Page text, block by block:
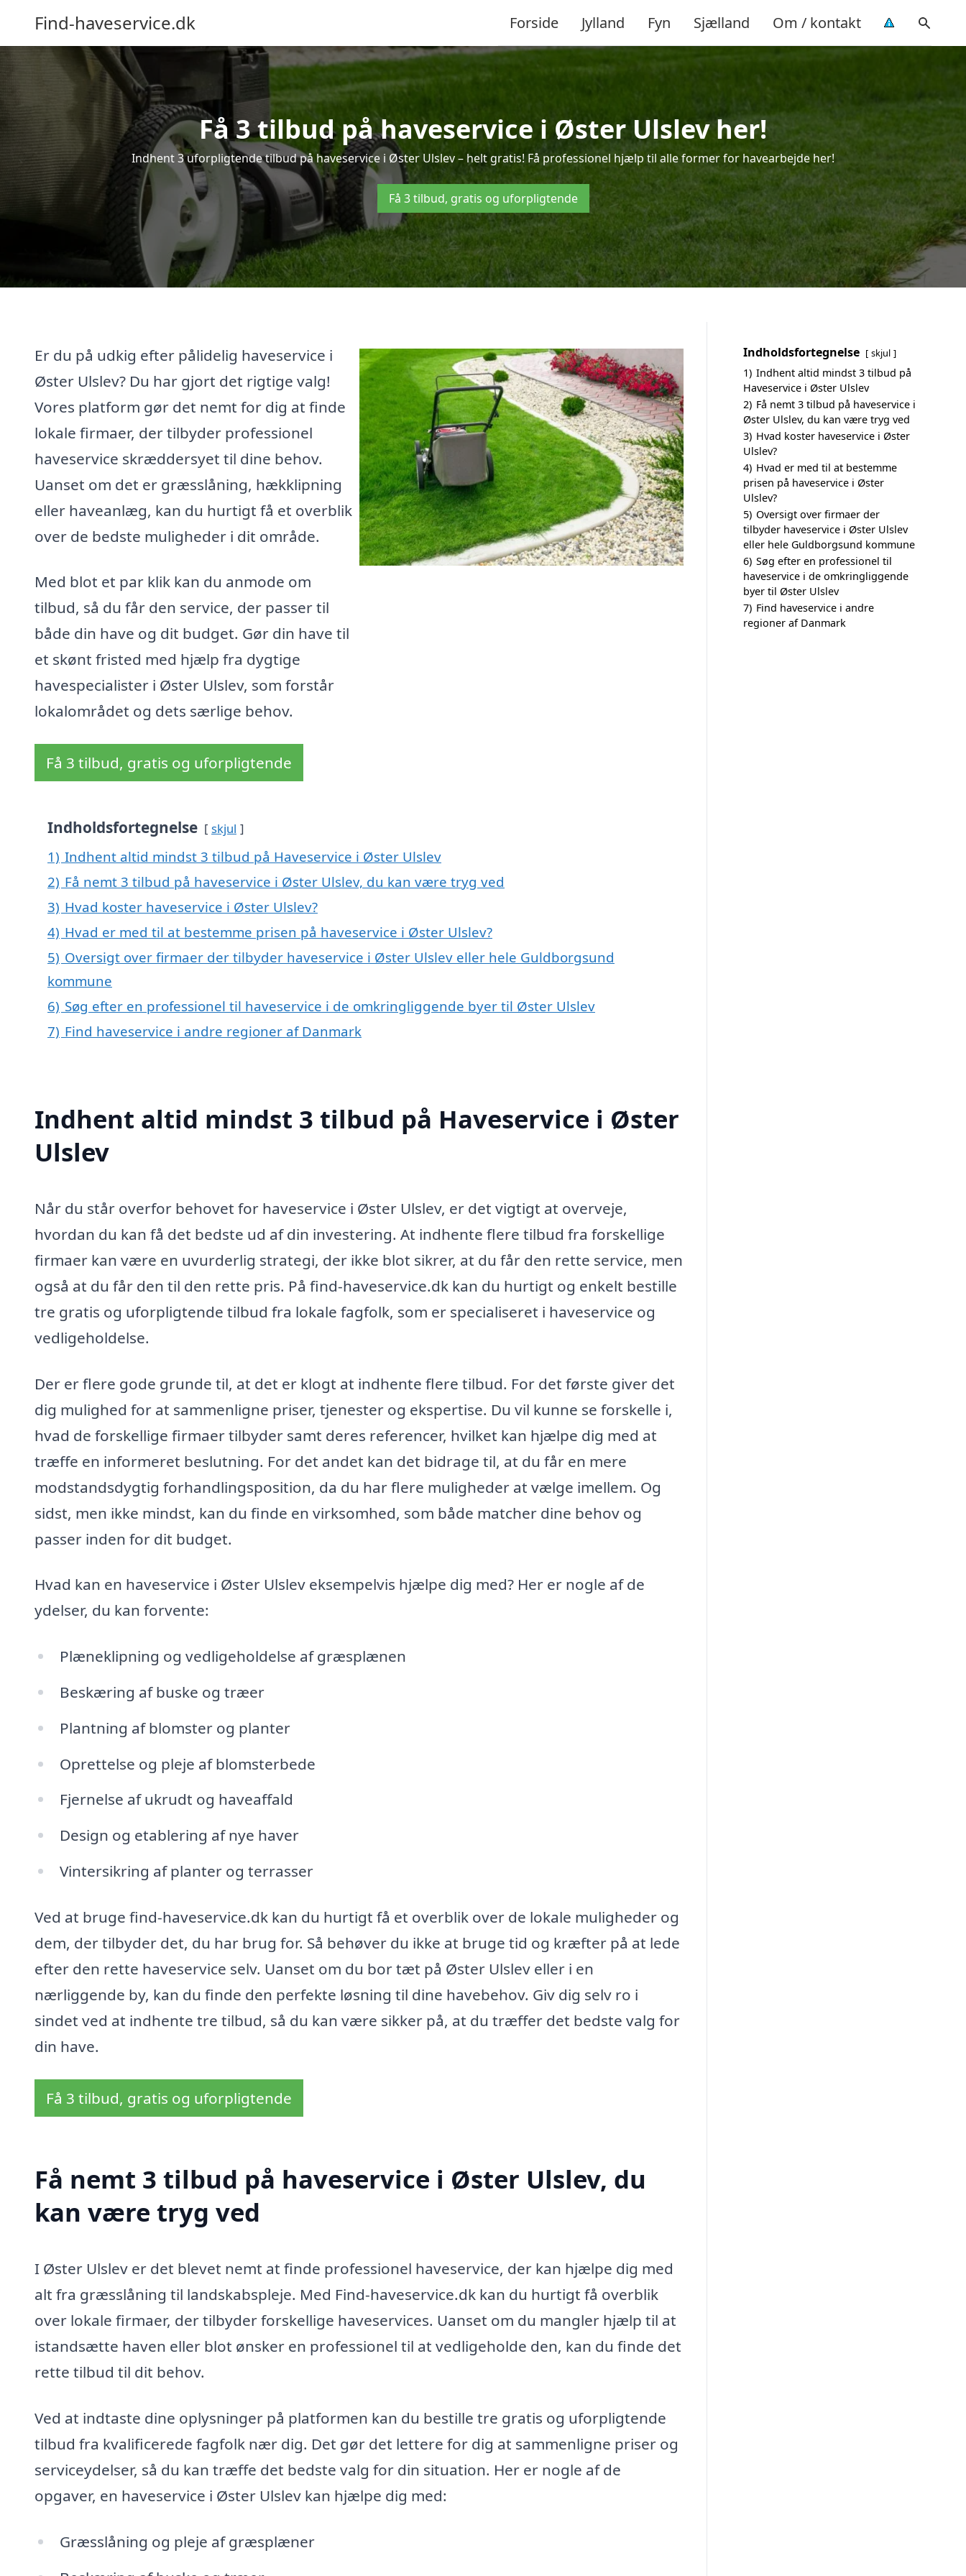
Find-haveservice.dk Forside Jylland Fyn Sjælland Om / kontakt
Få 3 tilbud på haveservice i Øster Ulslev her!
Indhent 3 uforpligtende tilbud på haveservice i Øster Ulslev – helt gratis! Få professionel hjælp til alle former for havearbejde her!
Få 3 tilbud, gratis og uforpligtende
Er du på udkig efter pålidelig haveservice i
Øster Ulslev? Du har gjort det rigtige valg!
Vores platform gør det nemt for dig at finde
lokale firmaer, der tilbyder professionel
haveservice skræddersyet til dine behov.
Uanset om det er græsslåning, hækklipning
eller haveanlæg, kan du hurtigt få et overblik
over de bedste muligheder i dit område.
Med blot et par klik kan du anmode om
tilbud, så du får den service, der passer til
både din have og dit budget. Gør din have til
et skønt fristed med hjælp fra dygtige
havespecialister i Øster Ulslev, som forstår
lokalområdet og dets særlige behov.
Få 3 tilbud, gratis og uforpligtende
Indholdsfortegnelse skjul
1) Indhent altid mindst 3 tilbud på Haveservice i Øster Ulslev
2) Få nemt 3 tilbud på haveservice i Øster Ulslev, du kan være tryg ved
3) Hvad koster haveservice i Øster Ulslev?
4) Hvad er med til at bestemme prisen på haveservice i Øster Ulslev?
5) Oversigt over firmaer der tilbyder haveservice i Øster Ulslev eller hele Guldborgsund
kommune
6) Søg efter en professionel til haveservice i de omkringliggende byer til Øster Ulslev
7) Find haveservice i andre regioner af Danmark
Indhent altid mindst 3 tilbud på Haveservice i Øster
Ulslev
Når du står overfor behovet for haveservice i Øster Ulslev, er det vigtigt at overveje,
hvordan du kan få det bedste ud af din investering. At indhente flere tilbud fra forskellige
firmaer kan være en uvurderlig strategi, der ikke blot sikrer, at du får den rette service, men
også at du får den til den rette pris. På find-haveservice.dk kan du hurtigt og enkelt bestille
tre gratis og uforpligtende tilbud fra lokale fagfolk, som er specialiseret i haveservice og
vedligeholdelse.
Der er flere gode grunde til, at det er klogt at indhente flere tilbud. For det første giver det
dig mulighed for at sammenligne priser, tjenester og ekspertise. Du vil kunne se forskelle i,
hvad de forskellige firmaer tilbyder samt deres referencer, hvilket kan hjælpe dig med at
træffe en informeret beslutning. For det andet kan det bidrage til, at du får en mere
modstandsdygtig forhandlingsposition, da du har flere muligheder at vælge imellem. Og
sidst, men ikke mindst, kan du finde en virksomhed, som både matcher dine behov og
passer inden for dit budget.
Hvad kan en haveservice i Øster Ulslev eksempelvis hjælpe dig med? Her er nogle af de
ydelser, du kan forvente:
Plæneklipning og vedligeholdelse af græsplænen
Beskæring af buske og træer
Plantning af blomster og planter
Oprettelse og pleje af blomsterbede
Fjernelse af ukrudt og haveaffald
Design og etablering af nye haver
Vintersikring af planter og terrasser
Ved at bruge find-haveservice.dk kan du hurtigt få et overblik over de lokale muligheder og
dem, der tilbyder det, du har brug for. Så behøver du ikke at bruge tid og kræfter på at lede
efter den rette haveservice selv. Uanset om du bor tæt på Øster Ulslev eller i en
nærliggende by, kan du finde den perfekte løsning til dine havebehov. Giv dig selv ro i
sindet ved at indhente tre tilbud, så du kan være sikker på, at du træffer det bedste valg for
din have.
Få 3 tilbud, gratis og uforpligtende
Få nemt 3 tilbud på haveservice i Øster Ulslev, du
kan være tryg ved
I Øster Ulslev er det blevet nemt at finde professionel haveservice, der kan hjælpe dig med
alt fra græsslåning til landskabspleje. Med Find-haveservice.dk kan du hurtigt få overblik
over lokale firmaer, der tilbyder forskellige haveservices. Uanset om du mangler hjælp til at
istandsætte haven eller blot ønsker en professionel til at vedligeholde den, kan du finde det
rette tilbud til dit behov.
Ved at indtaste dine oplysninger på platformen kan du bestille tre gratis og uforpligtende
tilbud fra kvalificerede fagfolk nær dig. Det gør det lettere for dig at sammenligne priser og
serviceydelser, så du kan træffe det bedste valg for din situation. Her er nogle af de
opgaver, en haveservice i Øster Ulslev kan hjælpe dig med:
Græsslåning og pleje af græsplæner
Indholdsfortegnelse skjul
1) Indhent altid mindst 3 tilbud på
Haveservice i Øster Ulslev
2) Få nemt 3 tilbud på haveservice i
Øster Ulslev, du kan være tryg ved
3) Hvad koster haveservice i Øster
Ulslev?
4) Hvad er med til at bestemme
prisen på haveservice i Øster
Ulslev?
5) Oversigt over firmaer der
tilbyder haveservice i Øster Ulslev
eller hele Guldborgsund kommune
6) Søg efter en professionel til
haveservice i de omkringliggende
byer til Øster Ulslev
7) Find haveservice i andre
regioner af Danmark